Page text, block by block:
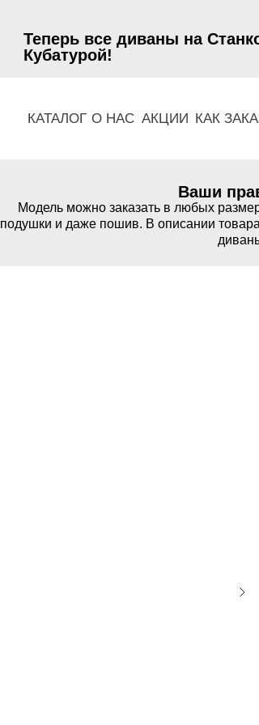
Теперь все диваны на
Кубатурой!
КАТАЛОГ О НАС АКЦИИ КАК
Ваши
Модель можно заказать в любых
подушки и даже пошив. В описании